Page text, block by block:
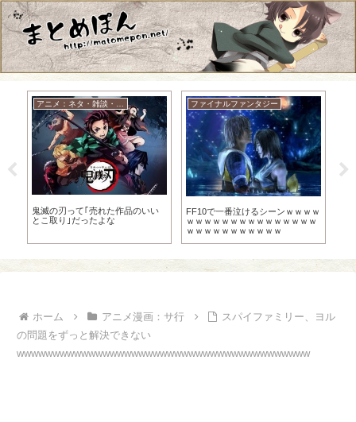
アニメ：ネタ・雑談・ニュース
鬼滅の刃って｢売れた作品のいい
とこ取り｣だったよな
ファイナルファンタジー
FF10で一番泣けるシーンｗｗｗｗ
ｗｗｗｗｗｗｗｗｗｗｗｗｗｗｗ
ｗｗｗｗｗｗｗｗｗｗｗ
ホーム アニメ漫画：サ行
スパイファミリー、ヨル
の問題をずっと解決できない
wwwwwwwwwwwwwwwwwwwwwwwwwwwwwwwwwwwwwwwww